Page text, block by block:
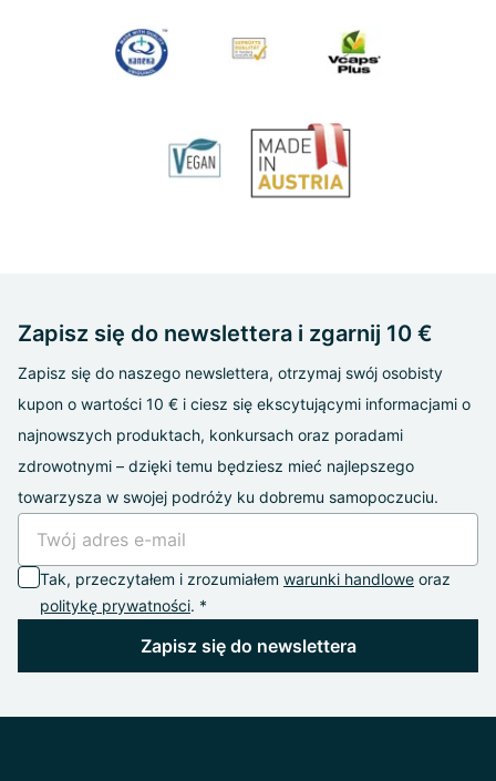
Zapisz się do newslettera i zgarnij 10 €
Zapisz się do naszego newslettera, otrzymaj swój osobisty
kupon o wartości 10 € i ciesz się ekscytującymi informacjami o
najnowszych produktach, konkursach oraz poradami
zdrowotnymi – dzięki temu będziesz mieć najlepszego
towarzysza w swojej podróży ku dobremu samopoczuciu.
Tak, przeczytałem i zrozumiałem warunki handlowe oraz
politykę prywatności. *
Zapisz się do newslettera